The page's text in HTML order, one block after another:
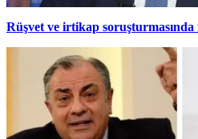
Rüşvet ve irtikap soruşturmasında